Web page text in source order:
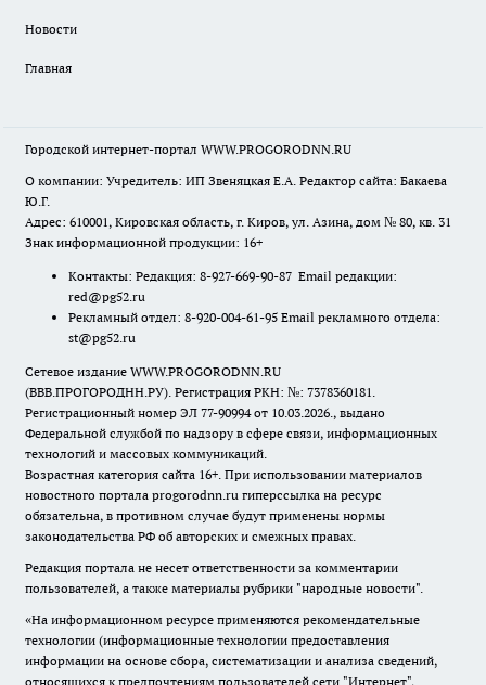
Новости
Главная
Городской интернет-портал WWW.PROGORODNN.RU
О компании: Учредитель: ИП Звеняцкая Е.А. Редактор сайта: Бакаева
Ю.Г.
Адрес: 610001, Кировская область, г. Киров, ул. Азина, дом № 80, кв. 31
Знак информационной продукции: 16+
Контакты: Редакция: 8-927-669-90-87 Email редакции:
red@pg52.ru
Рекламный отдел: 8-920-004-61-95 Email рекламного отдела:
st@pg52.ru
Сетевое издание WWW.PROGORODNN.RU
(ВВВ.ПРОГОРОДНН.РУ). Регистрация РКН: №: 7378360181.
Регистрационный номер ЭЛ 77-90994 от 10.03.2026., выдано
Федеральной службой по надзору в сфере связи, информационных
технологий и массовых коммуникаций.
Возрастная категория сайта 16+. При использовании материалов
новостного портала progorodnn.ru гиперссылка на ресурс
обязательна, в противном случае будут применены нормы
законодательства РФ об авторских и смежных правах.
Редакция портала не несет ответственности за комментарии
пользователей, а также материалы рубрики "народные новости".
«На информационном ресурсе применяются рекомендательные
технологии (информационные технологии предоставления
информации на основе сбора, систематизации и анализа сведений,
относящихся к предпочтениям пользователей сети "Интернет",